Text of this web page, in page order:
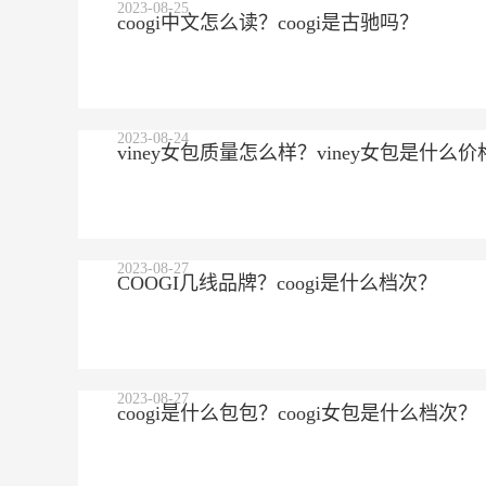
coogi中文怎么读？coogi是古驰吗？
2023-08-25
viney女包质量怎么样？viney女包是什么价
2023-08-24
COOGI几线品牌？coogi是什么档次？
2023-08-27
coogi是什么包包？coogi女包是什么档次？
2023-08-27